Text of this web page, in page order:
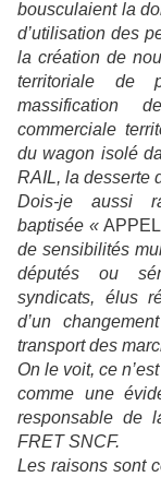
bousculaient la
d’utilisation des
la création de
territoriale de
massification
commerciale
du wagon isolé
RAIL, la desserte
Dois-je aussi
baptisée «
de sensibilités
députés ou
syndicats, élus
d’un
transport des
On le voit, ce
comme une
responsable de
FRET SNCF.
Les raisons sont